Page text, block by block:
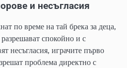
и несъгласия
по време на тай брека за деца,
спокойно и с
несъгласия, играчите първо
проблема директно с